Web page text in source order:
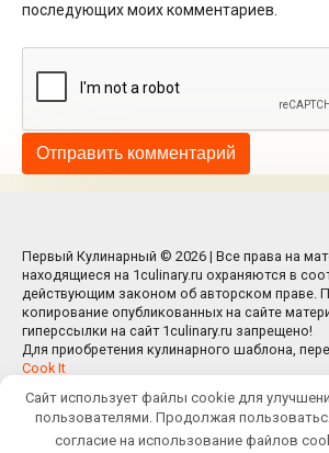
последующих моих комментариев.
Первый Кулинарный © 2026 | Все права на
находящиеся на 1culinary.ru охраняются в
действующим законом об авторском праве.
копирование опубликованных на сайте
гиперссылки на сайт 1culinary.ru запрещено!
Для приобретения кулинарного шаблона,
Cook It
Сайт использует файлы cookie для
пользователями. Продолжая
согласие на использование файлов